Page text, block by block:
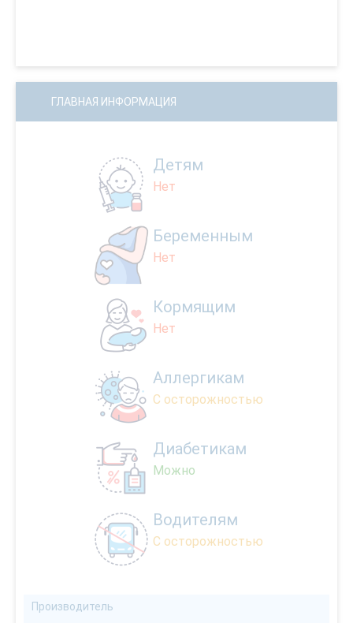
ГЛАВНАЯ ИНФОРМАЦИЯ
Детям
Нет
Беременным
Нет
Кормящим
Нет
Аллергикам
С осторожностью
Диабетикам
Можно
Водителям
С осторожностью
Производитель